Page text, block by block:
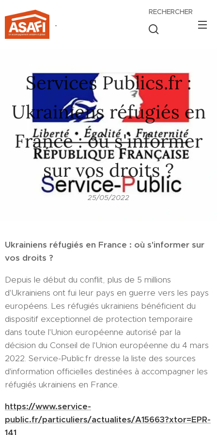
.
RECHERCHER
Services Publics.fr :
Ukrainiens réfugiés en
France : où s'informer
sur vos droits ?
25/05/2022
Ukrainiens réfugiés en France : où s'informer sur
vos droits ?
Depuis le début du conflit, plus de 5 millions
d'Ukrainiens ont fui leur pays en guerre vers les pays
européens. Les réfugiés ukrainiens bénéficient du
dispositif exceptionnel de protection temporaire
dans toute l'Union européenne autorisé par la
décision du Conseil de l'Union européenne du 4 mars
2022. Service-Public.fr dresse la liste des sources
d'information officielles destinées à accompagner les
réfugiés ukrainiens en France.
https://www.service-
public.fr/particuliers/actualites/A15663?xtor=EPR-
141